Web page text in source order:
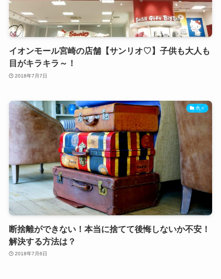
イオンモール宮崎の店舗【サンリオ♡】子供も大人も
目がキラキラ～！
2018年7月7日
色々
断捨離ができない！本当に捨てて後悔しないか不安！
解決する方法は？
2018年7月6日